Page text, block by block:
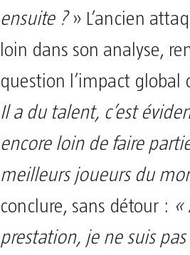
ensuite ?» L’ancien
loin dans son analyse,
question l’impact global
Il a du talent, c’est
encore loin de faire
meilleurs joueurs du
conclure, sans détour : «
prestation, je ne suis